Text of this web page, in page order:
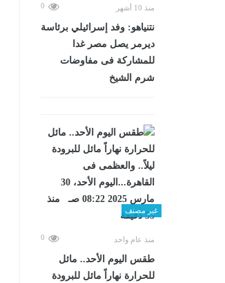
منذ 10 أشهر 0
نتنياهو: وفد إسرائيلي برئاسة
ديرمر يصل مصر غدا
للمشاركة فى مفاوضات
شرم الشيخ
غير مصنف
منذ عام واحد 0
طقس اليوم الأحد.. مائل
للحرارة نهاراً مائل للبرودة